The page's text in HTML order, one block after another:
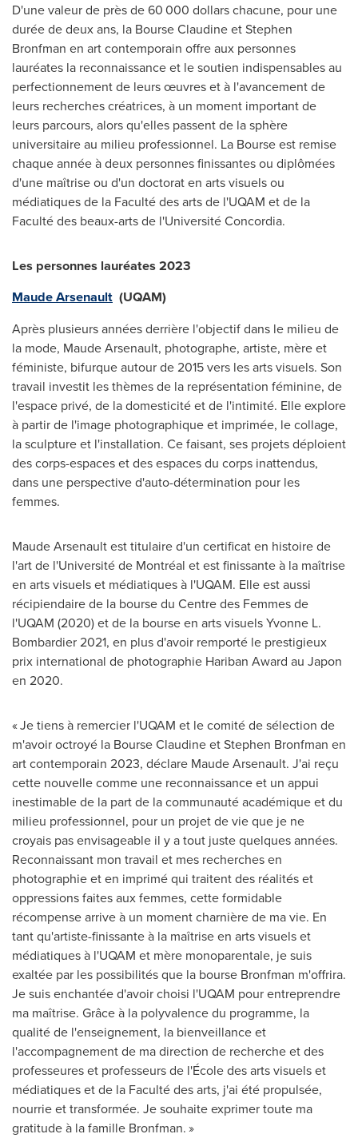
D'une valeur de près de 60 000 dollars chacune, pour une
durée de deux ans, la Bourse Claudine etStephen
Bronfman en art contemporain offre aux personnes
lauréates la reconnaissance et le soutien indispensables au
perfectionnement de leurs œuvres et à l'avancement de
leurs recherches créatrices, à un moment important de
leurs parcours, alors qu'elles passent de la sphère
universitaire au milieu professionnel. La Bourse est remise
chaque année à deux personnes finissantes ou diplômées
d'une maîtrise ou d'un doctorat en arts visuels ou
médiatiques de la Faculté des arts de l'UQAM et de la
Faculté des beaux-arts de l'UniversitéConcordia.
Les personnes lauréates 2023
Maude Arsenault (UQAM)
Après plusieurs années derrière l'objectif dans le milieu de
la mode, Maude Arsenault, photographe, artiste, mère et
féministe, bifurque autour de 2015 vers les arts visuels. Son
travail investit les thèmes de la représentation féminine, de
l'espace privé, de la domesticité et de l'intimité. Elle explore
à partir de l'image photographique et imprimée, le collage,
la sculpture et l'installation. Ce faisant, ses projets déploient
des corps-espaces et des espaces du corps inattendus,
dans une perspective d'auto-détermination pour les
femmes.
Maude Arsenaultest titulaire d'un certificat en histoire de
l'art de l'Université de Montréal et est finissante à la maîtrise
en arts visuels et médiatiques à l'UQAM. Elle est aussi
récipiendaire de la bourse du Centre des Femmes de
l'UQAM (2020) etde la bourse en arts visuels Yvonne L.
Bombardier 2021, en plus d'avoir remporté le prestigieux
prix international de photographie Hariban Award au Japon
en 2020.
« Je tiens à remercier l'UQAM et le comité de sélection de
m'avoir octroyé la Bourse Claudine etStephen Bronfman en
art contemporain 2023, déclare Maude Arsenault. J'ai reçu
cette nouvelle comme une reconnaissance et un appui
inestimable de la part de la communauté académique et du
milieu professionnel, pour un projet de vie que je ne
croyais pas envisageable il y a tout juste quelques années.
Reconnaissant mon travail et mes recherches en
photographie et en imprimé qui traitent des réalités et
oppressions faites aux femmes, cette formidable
récompense arrive à un moment charnière de ma vie. En
tant qu'artiste-finissante à la maîtrise en arts visuels et
médiatiques à l'UQAM et mère monoparentale, je suis
exaltée par les possibilités que la bourse Bronfman m'offrira.
Je suis enchantée d'avoir choisi l'UQAM pour entreprendre
ma maîtrise. Grâce à la polyvalence du programme, la
qualité de l'enseignement, la bienveillance et
l'accompagnement de ma direction de recherche et des
professeures et professeurs de l'École des arts visuels et
médiatiques et de la Faculté des arts, j'ai été propulsée,
nourrie et transformée. Je souhaite exprimer toute ma
gratitude à la famille Bronfman. »